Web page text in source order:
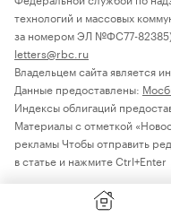
технологий и массовых
за номером ЭЛ №ФС77-82385)
letters@rbc.ru
Владельцем сайта является
Данные предоставлены:
Индексы облигаций
Материалы с отметкой
рекламы Чтобы отправить
в статье и нажмите Ctrl+Enter